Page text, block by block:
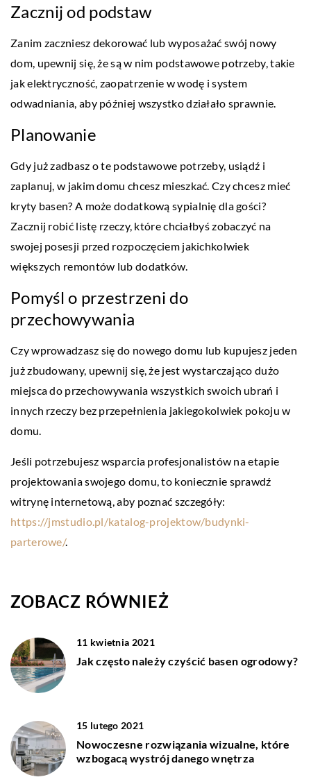
Zacznij od podstaw
Zanim zaczniesz dekorować lub wyposażać swój nowy
dom, upewnij się, że są w nim podstawowe potrzeby, takie
jak elektryczność, zaopatrzenie w wodę i system
odwadniania, aby później wszystko działało sprawnie.
Planowanie
Gdy już zadbasz o te podstawowe potrzeby, usiądź i
zaplanuj, w jakim domu chcesz mieszkać. Czy chcesz mieć
kryty basen? A może dodatkową sypialnię dla gości?
Zacznij robić listę rzeczy, które chciałbyś zobaczyć na
swojej posesji przed rozpoczęciem jakichkolwiek
większych remontów lub dodatków.
Pomyśl o przestrzeni do
przechowywania
Czy wprowadzasz się do nowego domu lub kupujesz jeden
już zbudowany, upewnij się, że jest wystarczająco dużo
miejsca do przechowywania wszystkich swoich ubrań i
innych rzeczy bez przepełnienia jakiegokolwiek pokoju w
domu.
Jeśli potrzebujesz wsparcia profesjonalistów na etapie
projektowania swojego domu, to koniecznie sprawdź
witrynę internetową, aby poznać szczegóły:
https://jmstudio.pl/katalog-projektow/budynki-
parterowe/.
ZOBACZ RÓWNIEŻ
11 kwietnia 2021
Jak często należy czyścić basen ogrodowy?
15 lutego 2021
Nowoczesne rozwiązania wizualne, które
wzbogacą wystrój danego wnętrza